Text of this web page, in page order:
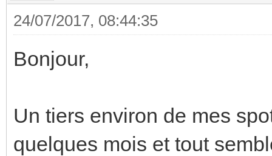
24/07/2017, 08:44:35
Bonjour,
Un tiers environ de mes
quelques mois et tout